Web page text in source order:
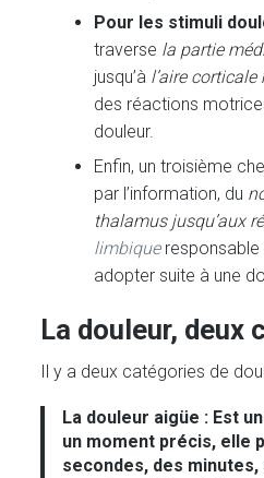
Pour les stimuli
traverse la partie
jusqu’à l’aire corticale
des réactions
douleur.
Enfin, un troisième
par l’information, du
thalamus jusqu’aux
limbiqueresponsable
adopter suite à une
La douleur, deux
Il y a deux catégories de
La douleur aigüe : Est
un moment précis, elle
secondes, des